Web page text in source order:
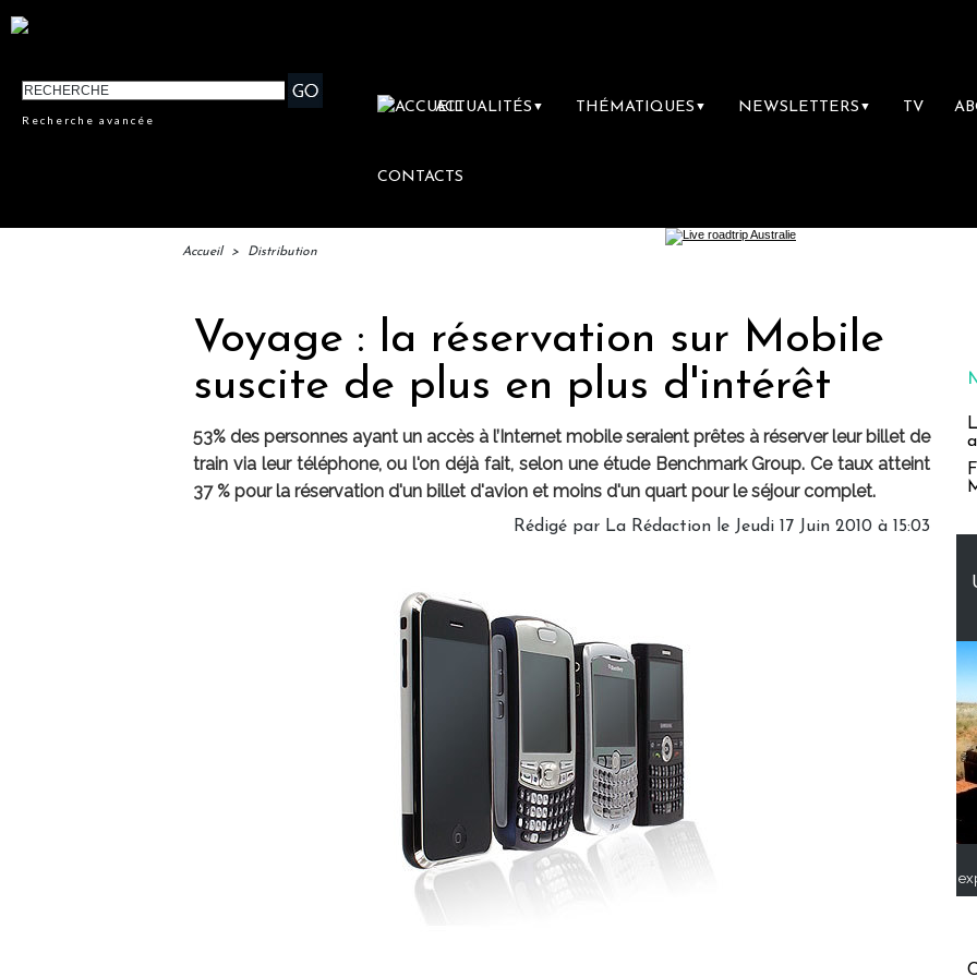
Recherche avancée
ACTUALITÉS ▼ THÉMATIQUES ▼ NEWSLETTERS ▼ TV
CONTACTS
Accueil > Distribution
Voyage : la réservation sur Mobile
suscite de plus en plus d'intérêt
53% des personnes ayant un accès à l’Internet mobile seraient prêtes à réserver leur billet de
train via leur téléphone, ou l'on déjà fait, selon une étude Benchmark Group. Ce taux atteint
37 % pour la réservation d'un billet d'avion et moins d'un quart pour le séjour complet.
Rédigé par La Rédaction le Jeudi 17 Juin 2010 à 15:03